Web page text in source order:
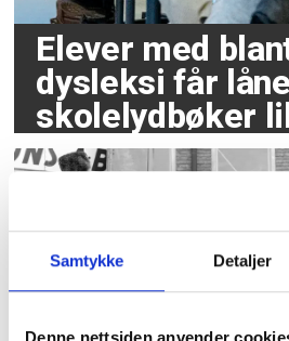
Samtykke Detaljer
Elever med
dysleksi får låne
skolelydbøker